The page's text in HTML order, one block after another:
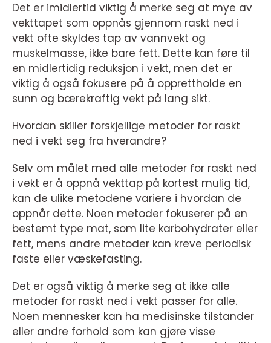
Det er imidlertid viktig å merke seg at mye av
vekttapet som oppnås gjennom raskt ned i
vekt ofte skyldes tap av vannvekt og
muskelmasse, ikke bare fett. Dette kan føre til
en midlertidig reduksjon i vekt, men det er
viktig å også fokusere på å opprettholde en
sunn og bærekraftig vekt på lang sikt.
Hvordan skiller forskjellige metoder for raskt
ned i vekt seg fra hverandre?
Selv om målet med alle metoder for raskt ned
i vekt er å oppnå vekttap på kortest mulig tid,
kan de ulike metodene variere i hvordan de
oppnår dette. Noen metoder fokuserer på en
bestemt type mat, som lite karbohydrater eller
fett, mens andre metoder kan kreve periodisk
faste eller væskefasting.
Det er også viktig å merke seg at ikke alle
metoder for raskt ned i vekt passer for alle.
Noen mennesker kan ha medisinske tilstander
eller andre forhold som kan gjøre visse